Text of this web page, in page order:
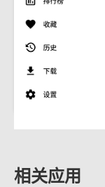
相关应用